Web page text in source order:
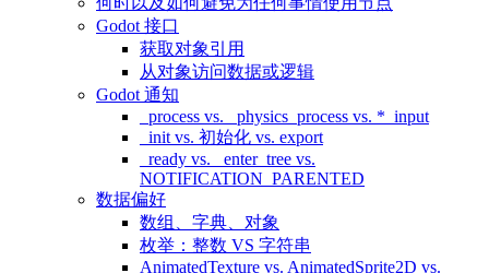
Godot 接口
获取对象引用
从对象访问数据或逻辑
Godot 通知
_process vs. _physics_process vs. *_input
_init vs. 初始化 vs. export
_ready vs. _enter_tree vs.
NOTIFICATION_PARENTED
数据偏好
数组、字典、对象
枚举：整数 VS 字符串
AnimatedTexture vs. AnimatedSprite2D vs.